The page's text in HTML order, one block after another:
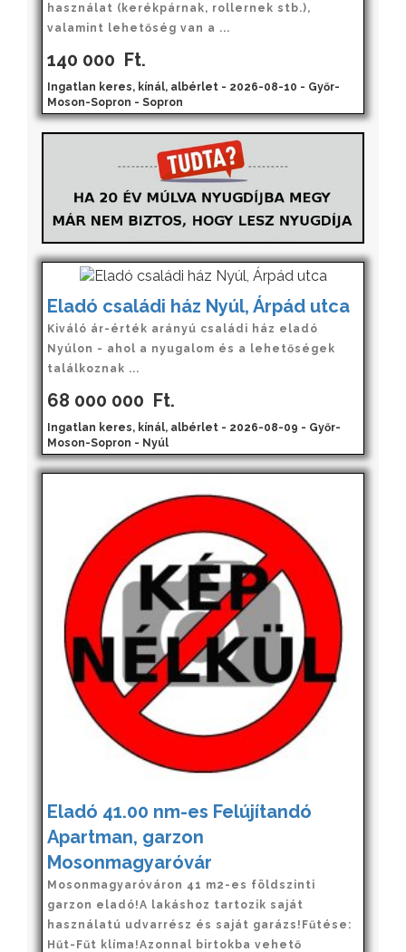
használat (kerékpárnak, rollernek stb.),
valamint lehetőség van a ...
140 000 Ft.
Ingatlan keres, kínál, albérlet - 2026-08-10 - Győr-
Moson-Sopron - Sopron
Eladó családi ház Nyúl, Árpád utca
Kiváló ár-érték arányú családi ház eladó
Nyúlon - ahol a nyugalom és a lehetőségek
találkoznak ...
68 000 000 Ft.
Ingatlan keres, kínál, albérlet - 2026-08-09 - Győr-
Moson-Sopron - Nyúl
Eladó 41.00 nm-es Felújítandó
Apartman, garzon
Mosonmagyaróvár
Mosonmagyaróváron 41 m2-es földszinti
garzon eladó!A lakáshoz tartozik saját
használatú udvarrész és saját garázs!Fűtése:
Hűt-Fűt klíma!Azonnal birtokba vehető